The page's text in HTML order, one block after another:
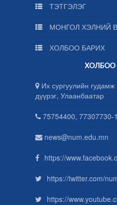
ТЭТГЭЛЭГ
МОНГОЛ ХЭЛНИЙ
ХОЛБОО БАРИХ
ХОЛБОО
Их сургуулийн
дүүрэг, Улаанбаатар
75754400, 77307730-
news@num.edu.mn
https://
https://twitter.com/
https://